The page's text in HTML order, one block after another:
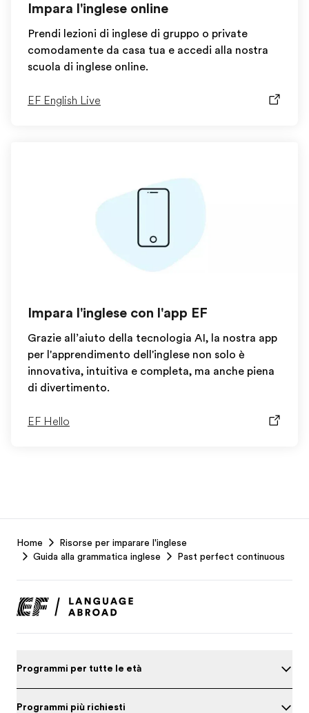
Impara l'inglese online
Prendi lezioni di inglese di gruppo o private
comodamente da casa tua e accedi alla nostra
scuola di inglese online.
EF English Live
Impara l'inglese con l'app EF
Grazie all’aiuto della tecnologia AI, la nostra app
per l'apprendimento dell'inglese non solo è
innovativa, intuitiva e completa, ma anche piena
di divertimento.
EF Hello
Footer
Home
Risorse per imparare l'inglese
Guida alla grammatica inglese
Past perfect continuous
Programmi per tutte le età
Programmi più richiesti